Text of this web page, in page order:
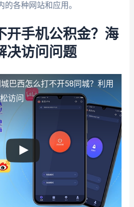
各种网站和应用。
开手机公积金？海
决访问问题
巴西怎么打不开58同城？利用
访问